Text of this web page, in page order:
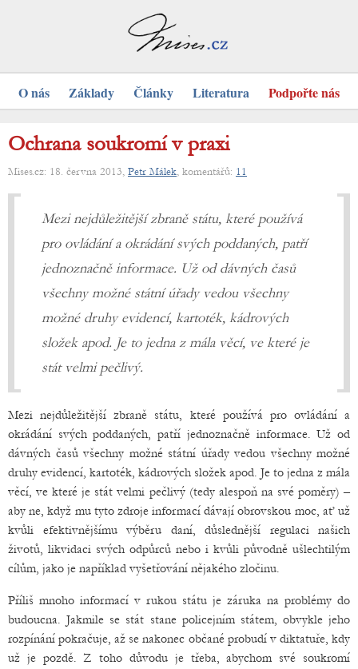
O nás Základy Články Literatura Podpořte nás
Ochrana soukromí v praxi
Mises.cz: 18. června 2013, Petr Málek, komentářů: 11
Mezi nejdůležitější zbraně státu, které používá
pro ovládání a okrádání svých poddaných, patří
jednoznačně informace. Už od dávných časů
všechny možné státní úřady vedou všechny
možné druhy evidencí, kartoték, kádrových
složek apod. Je to jedna z mála věcí, ve které je
stát velmi pečlivý.
Mezi nejdůležitější zbraně státu, které používá pro ovládání a
okrádání svých poddaných, patří jednoznačně informace. Už od
dávných časů všechny možné státní úřady vedou všechny možné
druhy evidencí, kartoték, kádrových složek apod. Je to jedna z mála
věcí, ve které je stát velmi pečlivý (tedy alespoň na své poměry) –
aby ne, když mu tyto zdroje informací dávají obrovskou moc, ať už
kvůli efektivnějšímu výběru daní, důslednější regulaci našich
životů, likvidaci svých odpůrců nebo i kvůli původně ušlechtilým
cílům, jako je například vyšetřování nějakého zločinu.
Příliš mnoho informací v rukou státu je záruka na problémy do
budoucna. Jakmile se stát stane policejním státem, obvykle jeho
rozpínání pokračuje, až se nakonec občané probudí v diktatuře, kdy
už je pozdě. Z toho důvodu je třeba, abychom své soukromí